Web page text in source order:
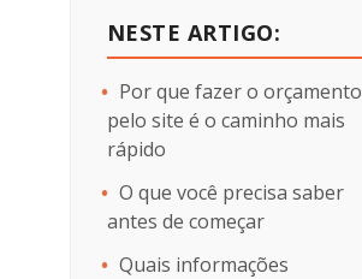
NESTE ARTIGO:
Por que fazer o orçamento
pelo site é o caminho mais
rápido
O que você precisa saber
antes de começar
Quais informações